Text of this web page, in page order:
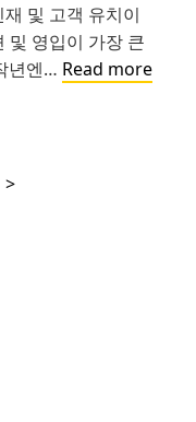
및 고객 유치이
및 영입이 가장 큰
년엔… Read more2016
Next
>